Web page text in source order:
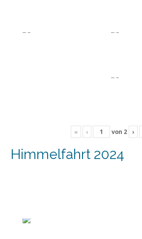
« ‹ von 2 ›
Himmelfahrt 2024